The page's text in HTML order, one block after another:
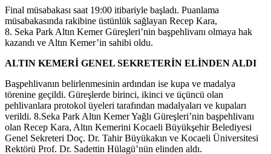
Final müsabakası saat 19:00 itibariyle başladı. Puanlama
müsabakasında rakibine üstünlük sağlayan Recep Kara,
8. Seka Park Altın Kemer Güreşleri’nin başpehlivanı olmaya hak
kazandı ve Altın Kemer’in sahibi oldu.
ALTIN KEMERİ GENEL SEKRETERİN ELİNDEN ALDI
Başpehlivanın belirlenmesinin ardından ise kupa ve madalya
törenine geçildi. Güreşlerde birinci, ikinci ve üçüncü olan
pehlivanlara protokol üyeleri tarafından madalyaları ve kupaları
verildi. 8.Seka Park Altın Kemer Yağlı Güreşleri’nin başpehlivanı
olan Recep Kara, Altın Kemerini Kocaeli Büyükşehir Belediyesi
Genel Sekreteri Doç. Dr. Tahir Büyükakın ve Kocaeli Üniversitesi
Rektörü Prof. Dr. Sadettin Hülagü’nün elinden aldı.